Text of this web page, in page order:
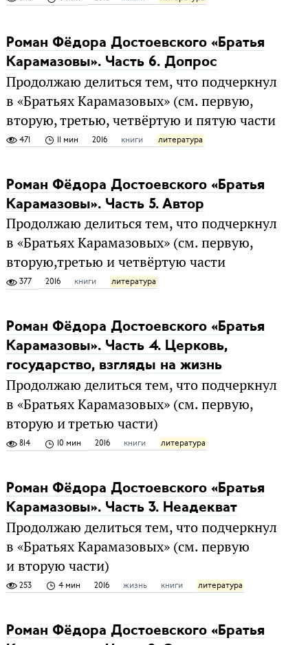
Роман Фёдора Достоевского «Братья
Карамазовы». Часть 6. Допрос
Продолжаю делиться тем, что подчеркнул
в «Братьях Карамазовых» (см. первую,
вторую, третью, четвёртую и пятую части
471 11 мин 2016 книги литература
Роман Фёдора Достоевского «Братья
Карамазовы». Часть 5. Автор
Продолжаю делиться тем, что подчеркнул
в «Братьях Карамазовых» (см. первую,
вторую,третью и четвёртую части
377 2016 книги литература
Роман Фёдора Достоевского «Братья
Карамазовы». Часть 4. Церковь,
государство, взгляды на жизнь
Продолжаю делиться тем, что подчеркнул
в «Братьях Карамазовых» (см. первую,
вторую и третью части)
814 10 мин 2016 книги литература
Роман Фёдора Достоевского «Братья
Карамазовы». Часть 3. Неадекват
Продолжаю делиться тем, что подчеркнул
в «Братьях Карамазовых» (см. первую
и вторую части)
253 4 мин 2016 жизнь книги литература
Роман Фёдора Достоевского «Братья